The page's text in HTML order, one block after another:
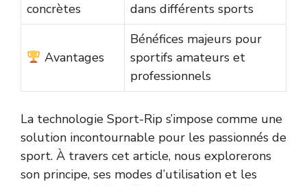
concrètes
dans différents sports
Avantages
Bénéfices majeurs pour
sportifs amateurs et
professionnels
La technologie Sport-Rip s’impose comme une
solution incontournable pour les passionnés de
sport. À travers cet article, nous explorerons
son principe, ses modes d’utilisation et les